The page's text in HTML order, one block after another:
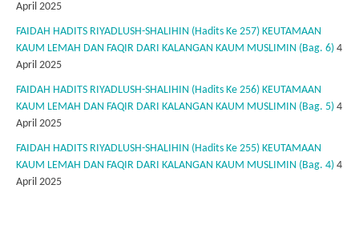
April 2025
FAIDAH HADITS RIYADLUSH-SHALIHIN (Hadits Ke 257) KEUTAMAAN
KAUM LEMAH DAN FAQIR DARI KALANGAN KAUM MUSLIMIN (Bag. 6) 4
April 2025
FAIDAH HADITS RIYADLUSH-SHALIHIN (Hadits Ke 256) KEUTAMAAN
KAUM LEMAH DAN FAQIR DARI KALANGAN KAUM MUSLIMIN (Bag. 5) 4
April 2025
FAIDAH HADITS RIYADLUSH-SHALIHIN (Hadits Ke 255) KEUTAMAAN
KAUM LEMAH DAN FAQIR DARI KALANGAN KAUM MUSLIMIN (Bag. 4) 4
April 2025